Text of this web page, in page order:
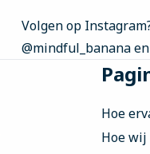
Volgen op
@mindful_banana
Hoe
Hoe wij